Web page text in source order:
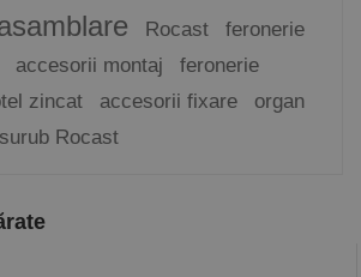
Rocast
feronerie
accesorii montaj
feronerie
zincat accesorii fixare
organ
surub Rocast